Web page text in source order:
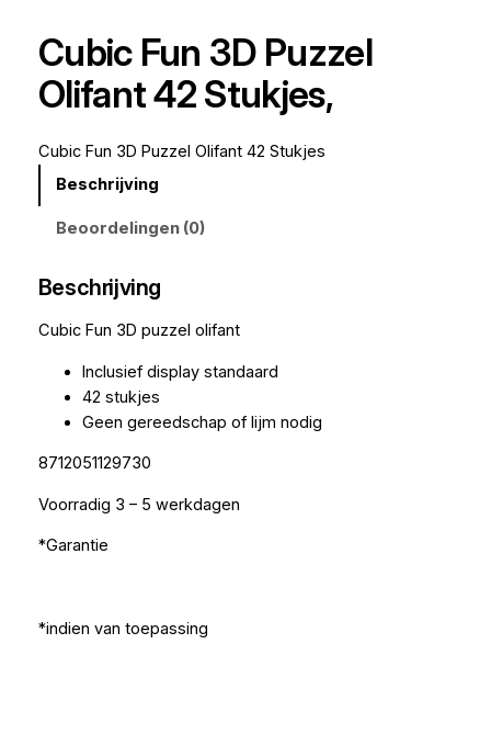
Cubic Fun 3D Puzzel
Olifant 42 Stukjes,
Cubic Fun 3D Puzzel Olifant 42 Stukjes
Beschrijving
Beoordelingen (0)
Beschrijving
Cubic Fun 3D puzzel olifant
Inclusief display standaard
42 stukjes
Geen gereedschap of lijm nodig
8712051129730
Voorradig 3 – 5 werkdagen
*Garantie
*indien van toepassing